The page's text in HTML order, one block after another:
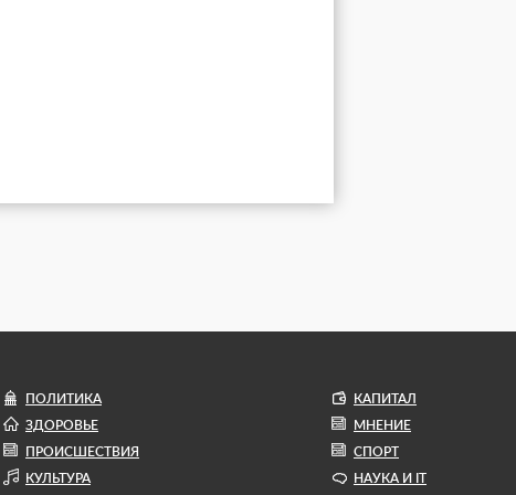
ПОЛИТИКА
КАПИТАЛ
ЗДОРОВЬЕ
МНЕНИЕ
ПРОИСШЕСТВИЯ
СПОРТ
КУЛЬТУРА НАУКА И IT